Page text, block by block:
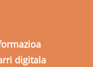
digitala